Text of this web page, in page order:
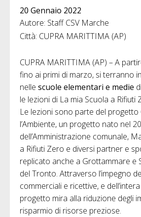
20 Gennaio 2022
Autore: Staff CSV Marche
Città: CUPRA MARITTIMA (AP)
CUPRA MARITTIMA (AP) – A
fino ai primi di marzo, si terranno
nelle scuole elementari e medie
le lezioni di La mia Scuola a Rifiuti
Le lezioni sono parte del progetto
l’Ambiente, un progetto nato nel
dell’Amministrazione comunale,
a Rifiuti Zero e diversi partner e
replicato anche a Grottammare e
del Tronto. Attraverso l’impegno
commerciali e ricettive, e
progetto mira alla riduzione degli
risparmio di risorse preziose.